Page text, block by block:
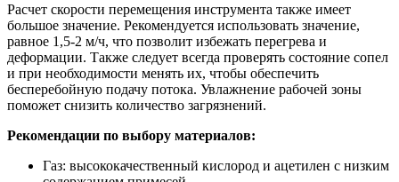
Расчет скорости перемещения инструмента также имеет
большое значение. Рекомендуется использовать значение,
равное 1,5-2 м/ч, что позволит избежать перегрева и
деформации. Также следует всегда проверять состояние сопел
и при необходимости менять их, чтобы обеспечить
бесперебойную подачу потока. Увлажнение рабочей зоны
поможет снизить количество загрязнений.
Рекомендации по выбору материалов:
Газ: высококачественный кислород и ацетилен с низким